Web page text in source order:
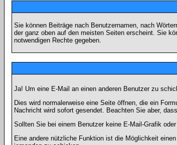
Sie können Beiträge nach Benutzernamen, nach
der ganz oben auf den meisten Seiten erscheint. Sie
notwendigen Rechte gegeben.
Ja! Um eine E-Mail an einen anderen Benutzer zu
Dies wird normalerweise eine Seite öffnen, die ein
Nachricht wird sofort gesendet. Beachten Sie aber,
Sollten Sie bei einem Benutzer keine E-Mail-Grafik
Eine andere nützliche Funktion ist die Möglichkeit